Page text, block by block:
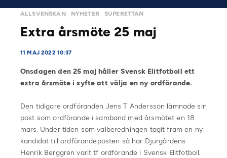
ALLSVENSKAN NYHETER SUPERETTAN
Extra årsmöte 25 maj
11 MAJ 2022 10:37
Onsdagen den 25 maj håller Svensk Elitfotboll ett
extra årsmöte i syfte att välja en ny ordförande.
Den tidigare ordföranden Jens T Andersson lämnade sin
post som ordförande i samband med årsmötet en 18
mars. Under tiden som valberedningen tagit fram en ny
kandidat till ordförandeposten så har Djurgårdens
Henrik Berggren varit tf ordförande i Svensk Elitfotboll.